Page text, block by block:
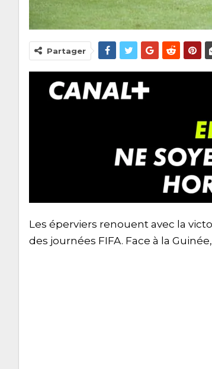
Partager
Les éperviers renouent avec la
des journées FIFA. Face à la